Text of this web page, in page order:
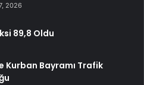
2026
89,8 Oldu
Kurban Bayramı Trafik